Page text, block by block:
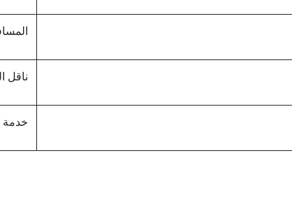
ناقل
خدمة